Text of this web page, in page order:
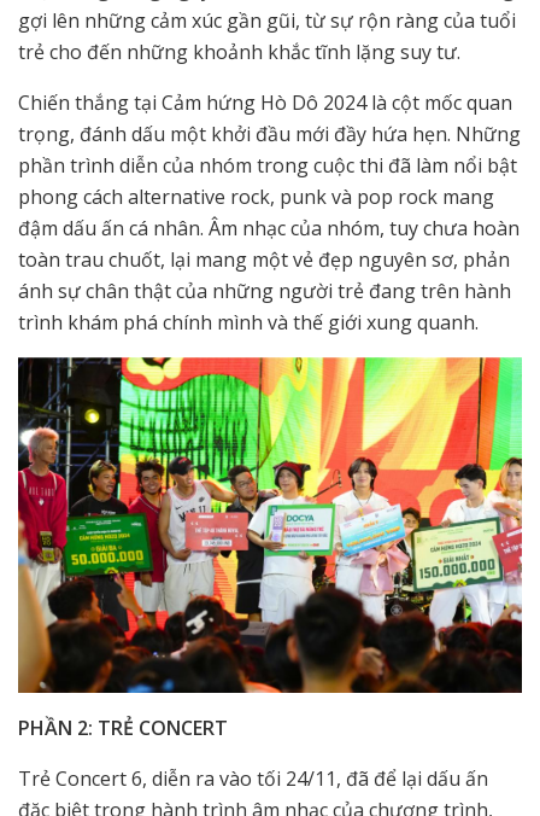
gợi lên những cảm xúc gần gũi, từ sự rộn ràng của tuổi
trẻ cho đến những khoảnh khắc tĩnh lặng suy tư.
Chiến thắng tại Cảm hứng Hò Dô 2024 là cột mốc quan
trọng, đánh dấu một khởi đầu mới đầy hứa hẹn. Những
phần trình diễn của nhóm trong cuộc thi đã làm nổi bật
phong cách alternative rock, punk và pop rock mang
đậm dấu ấn cá nhân. Âm nhạc của nhóm, tuy chưa hoàn
toàn trau chuốt, lại mang một vẻ đẹp nguyên sơ, phản
ánh sự chân thật của những người trẻ đang trên hành
trình khám phá chính mình và thế giới xung quanh.
PHẦN 2: TRẺ CONCERT
Trẻ Concert 6, diễn ra vào tối 24/11, đã để lại dấu ấn
đặc biệt trong hành trình âm nhạc của chương trình,